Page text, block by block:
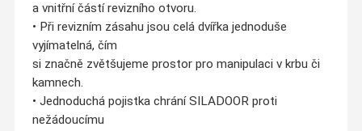
a vnitřní částí revizního otvoru.
• Při revizním zásahu jsou celá dvířka jednoduše
vyjímatelná, čím
si značně zvětšujeme prostor pro manipulaci v krbu či
kamnech.
• Jednoduchá pojistka chrání SILADOOR proti
nežádoucímu